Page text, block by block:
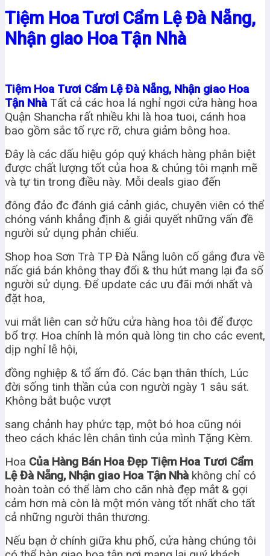
Tiệm Hoa Tươi Cẩm Lệ Đà Nẵng,
Nhận giao Hoa Tận Nhà
Tiệm Hoa Tươi Cẩm Lệ Đà Nẵng, Nhận giao Hoa
Tận Nhà Tất cả các hoa lá nghỉ ngơi cửa hàng hoa
Quận Shancha rất nhiều khi là hoa tuoi, cánh hoa
bao gồm sắc tố rực rỡ, chưa giảm bông hoa.
Đây là các dấu hiệu góp quý khách hàng phân biệt
được chất lượng tốt của hoa & chúng tôi mạnh mẽ
và tự tin trong điều này. Mỗi deals giao đến
đông đảo đc đánh giá cảnh giác, chuyên viên có thể
chóng vánh khẳng định & giải quyết những vấn đề
người sử dụng phản chiếu.
Shop hoa Sơn Trà TP Đà Nẵng luôn cố gắng đưa về
nấc giá bán không thay đổi & thu hút mang lại đa số
người sử dụng. Để update các ưu đãi mới nhất và
đặt hoa,
vui mắt liên can sở hữu cửa hàng hoa tôi để được
bổ trợ. Hoa chính là món quà lòng tin cho các event,
dịp nghỉ lễ hội,
đồng nghiệp & tổ ấm đó. Các bạn thân thích, Lúc
đời sống tinh thần của con người ngày 1 sâu sát.
Không bắt buộc vượt
sang chảnh hay phức tạp, một bó hoa cũng nói
theo cách khác lên chân tình của mình Tặng Kèm.
Hoa Của Hàng Bán Hoa Đẹp Tiệm Hoa Tươi Cẩm
Lệ Đà Nẵng, Nhận giao Hoa Tận Nhà không chỉ có
hoàn toàn có thể làm cho căn nhà đẹp mắt & gợi
cảm hơn mà còn là một món vàng tốt nhất cho tất
cả những người thân thương.
Nếu bạn ở chính giữa khu phố, cửa hàng chúng tôi